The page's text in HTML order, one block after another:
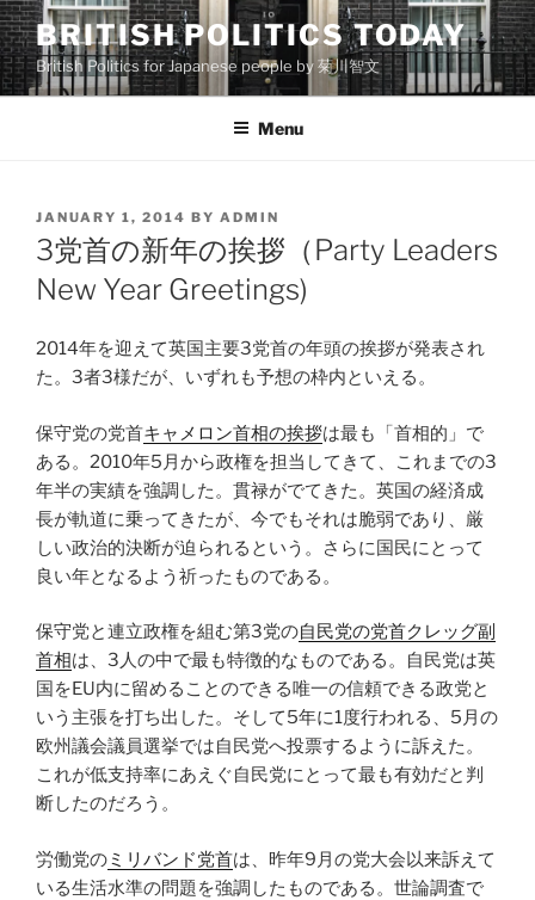
Skip
to
content
BRITISH POLITICS TODAY
British Politics for Japanese people by 菊川智文
Menu
POSTED
ON
JANUARY 1, 2014 BY ADMIN
3党首の新年の挨拶（Party Leaders
New Year Greetings)
2014年を迎えて英国主要3党首の年頭の挨拶が発表され
た。3者3様だが、いずれも予想の枠内といえる。
保守党の党首キャメロン首相の挨拶は最も「首相的」で
ある。2010年5月から政権を担当してきて、これまでの3
年半の実績を強調した。貫禄がでてきた。英国の経済成
長が軌道に乗ってきたが、今でもそれは脆弱であり、厳
しい政治的決断が迫られるという。さらに国民にとって
良い年となるよう祈ったものである。
保守党と連立政権を組む第3党の自民党の党首クレッグ副
首相は、3人の中で最も特徴的なものである。自民党は英
国をEU内に留めることのできる唯一の信頼できる政党と
いう主張を打ち出した。そして5年に1度行われる、5月の
欧州議会議員選挙では自民党へ投票するように訴えた。
これが低支持率にあえぐ自民党にとって最も有効だと判
断したのだろう。
労働党のミリバンド党首は、昨年9月の党大会以来訴えて
いる生活水準の問題を強調したものである。世論調査で